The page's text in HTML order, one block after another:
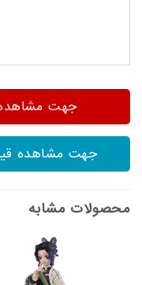
جهت
جهت مشاهده
محصولات مشابه